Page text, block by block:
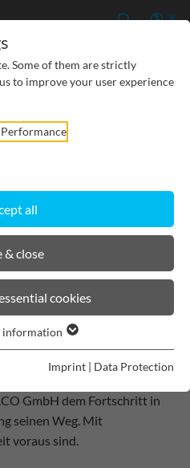
mit einer guten
GmbH dem Fortschritt in
seinen Weg. Mit
voraus sind.
Some of them are strictly
to improve your user experience
all
& close
cookies
information
Imprint | Data Protection